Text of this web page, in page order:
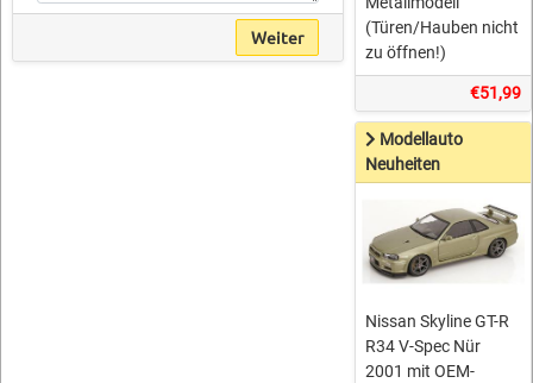
Weiter
(Türen/Hauben nicht
zu öffnen!)
€51,99
Modellauto
Neuheiten
Nissan Skyline GT-R
R34 V-Spec Nür
2001 mit OEM-